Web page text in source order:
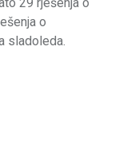
o
sladoleda.